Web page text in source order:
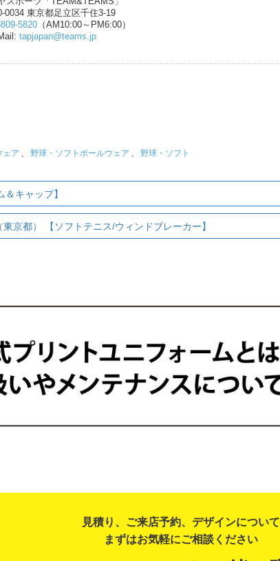
0034 東京都足立区千住3-19
5820（AM10:00～PM6:00）
tapjapan@teams.jp
ェア 、 野球・ソフトボールウェア 、 野球・ソフト
キャップ】
京都） 【ソフトテニス/ウィンドブレーカー】
見積り、ご来店予約、デザインについて
まずはお気軽にご相談ください